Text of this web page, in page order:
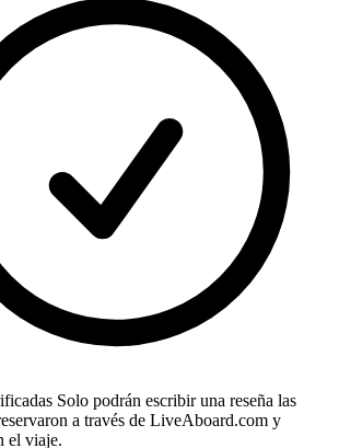
Solo podrán escribir una reseña las
a través de LiveAboard.com y
el viaje.